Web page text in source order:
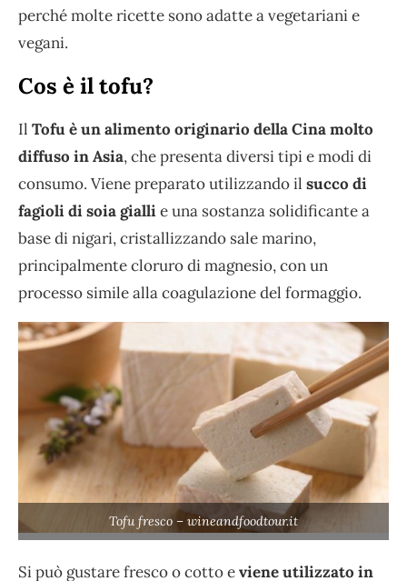
perché molte ricette sono adatte a vegetariani e
vegani.
Cos è il tofu?
Il Tofu è un alimento originario della Cina molto
diffuso in Asia, che presenta diversi tipi e modi di
consumo. Viene preparato utilizzando il succo di
fagioli di soia giallie una sostanza solidificante a
base di nigari, cristallizzando sale marino,
principalmente cloruro di magnesio, con un
processo simile alla coagulazione del formaggio.
Tofu fresco – wineandfoodtour.it
Si può gustare fresco o cotto eviene utilizzato in